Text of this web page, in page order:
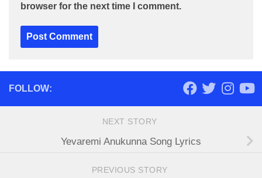
browser for the next time I comment.
FOLLOW:
NEXT STORY
Yevaremi Anukunna Song Lyrics
PREVIOUS STORY